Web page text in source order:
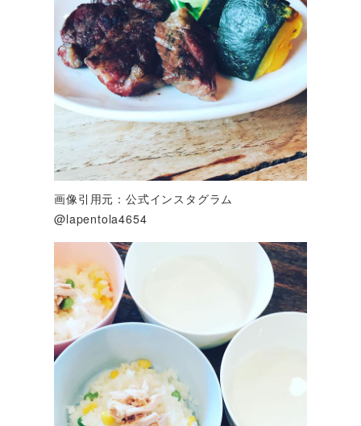
画像引用元：公式インスタグラム
@lapentola4654